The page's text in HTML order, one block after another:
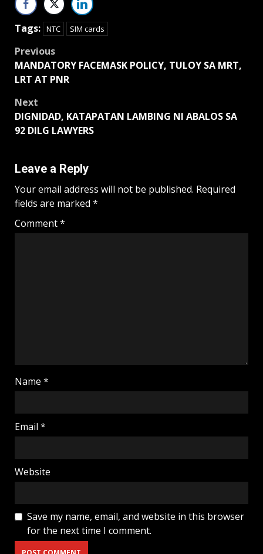
Tags: NTC SIM cards
Post
navigation
Previous
MANDATORY FACEMASK POLICY, TULOY SA MRT,
LRT AT PNR
Next
DIGNIDAD, KATAPATAN LAMBING NI ABALOS SA
92 DILG LAWYERS
Leave a Reply
Your email address will not be published. Required
fields are marked *
Comment*
Name *
Email *
Website
Save my name, email, and website in this browser
for the next time I comment.